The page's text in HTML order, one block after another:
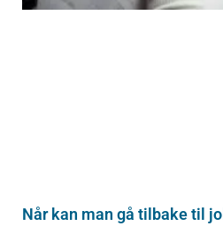
Når kan man gå tilbake til